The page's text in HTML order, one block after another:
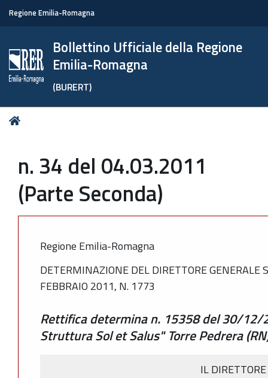
Regione Emilia-Romagna
Bollettino Ufficiale della Regione
Emilia-Romagna
(BURERT)
Tu
n. 34 del 04.03.2011
(Parte Seconda)
Regione Emilia-Romagna
DETERMINAZIONE DEL DIRETTORE GENERALE
FEBBRAIO 2011, N. 1773
Rettifica determina n. 15358 del 30/12/
Struttura Sol et Salus" Torre Pedrera
IL DIRETTORE